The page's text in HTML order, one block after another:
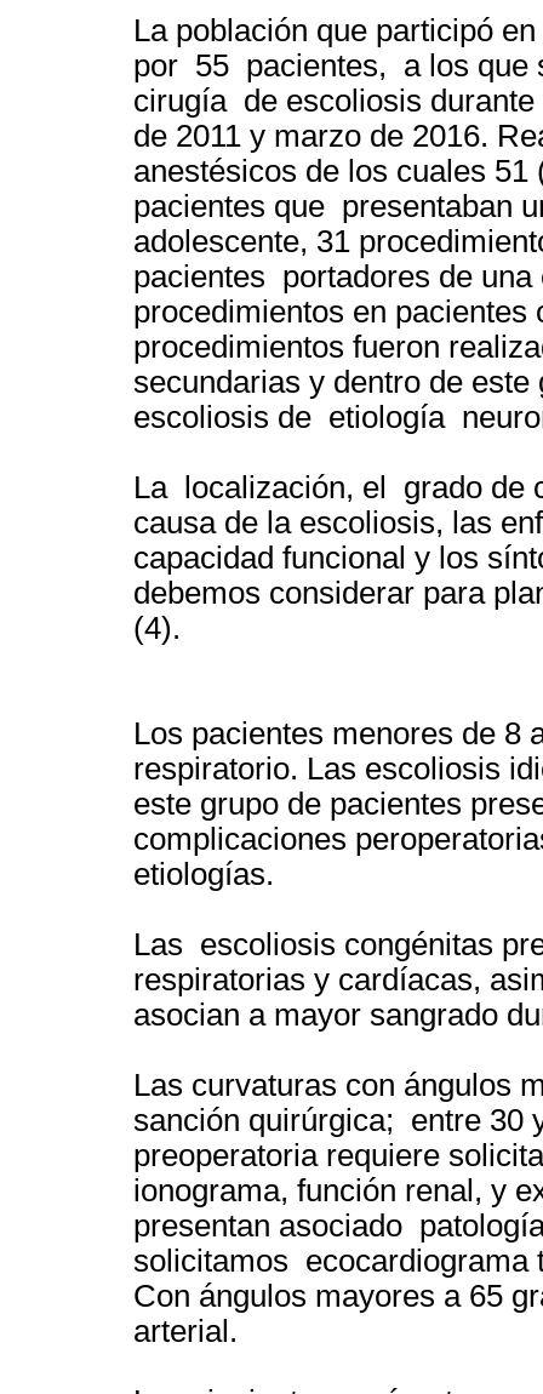
La población que participó
por 55 pacientes, a los que
cirugía de escoliosis
de 2011 y marzo de 2016.
anestésicos de los cuales
pacientes que presentaban
adolescente, 31
pacientes portadores de
procedimientos en
procedimientos fueron
secundarias y dentro de
escoliosis de etiología
La localización, el grado de
causa de la escoliosis, las
capacidad funcional y los
debemos considerar para
Los pacientes menores de 8
respiratorio. Las escoliosis
este grupo de pacientes
complicaciones
etiologías.
Las escoliosis congénitas
respiratorias y cardíacas,
asocian a mayor sangrado
Las curvaturas con ángulos
sanción quirúrgica; entre 30
preoperatoria requiere
ionograma, función renal, y
presentan asociado
solicitamos ecocardiograma
Con ángulos mayores a 65
arterial.